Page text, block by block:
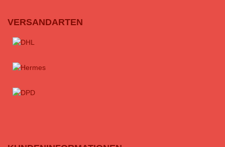
VERSANDARTEN